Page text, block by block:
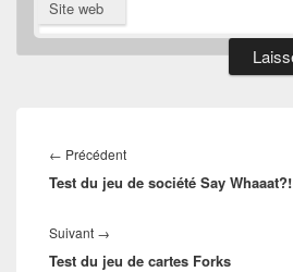
Site web
de
l’article
← PrécédentArticle
précédent :
Test du jeu de société Say Whaaat?!
Suivant →
suivant :
Test du jeu de cartes Forks